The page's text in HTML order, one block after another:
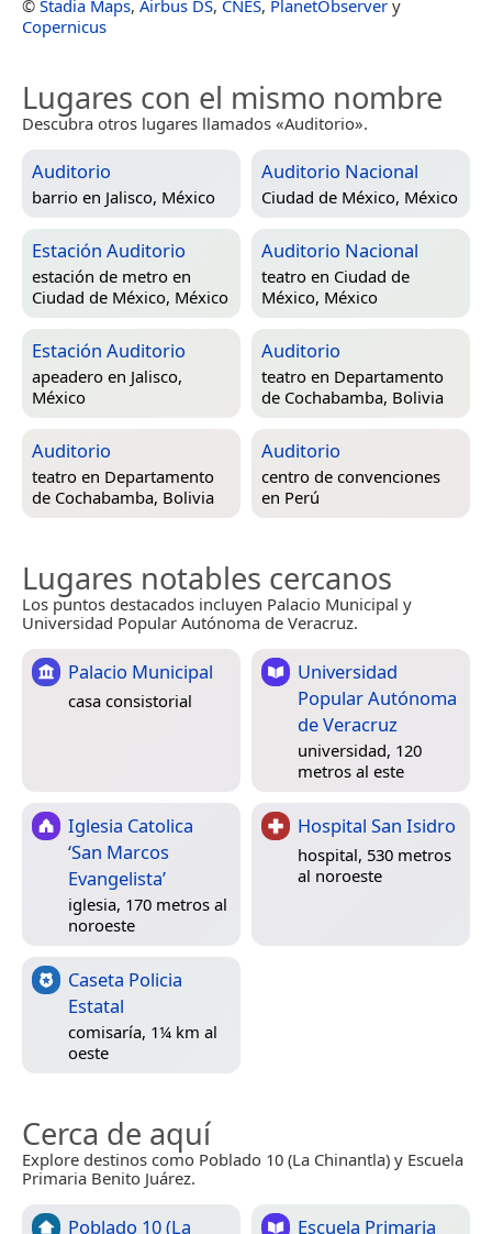
© Stadia Maps, Airbus DS, CNES, PlanetObserver y
Copernicus
Lugares con el mismo nombre
Descubra otros lugares llamados «Auditorio».
Auditorio
barrio en Jalisco, México
Auditorio Nacional
Ciudad de México, México
Estación Auditorio
estación de metro en
Ciudad de México, México
Auditorio Nacional
teatro en Ciudad de
México, México
Estación Auditorio
apeadero en Jalisco,
México
Auditorio
teatro en Departamento
de Cochabamba, Bolivia
Auditorio
teatro en Departamento
de Cochabamba, Bolivia
Auditorio
centro de convenciones
en Perú
Lugares notables cercanos
Los puntos destacados incluyen Palacio Municipal y
Universidad Popular Autónoma de Veracruz.
Palacio Municipal
casa consistorial
Universidad
Popular Autónoma
de Veracruz
universidad, 120
metros al este
Iglesia Catolica
‘San Marcos
Evangelista’
iglesia, 170 metros al
noroeste
Hospital San Isidro
hospital, 530 metros
al noroeste
Caseta Policia
Estatal
comisaría, 1¼ km al
oeste
Cerca de aquí
Explore destinos como Poblado 10 (La Chinantla) y Escuela
Primaria Benito Juárez.
Poblado 10 (La
Escuela Primaria